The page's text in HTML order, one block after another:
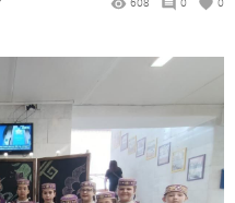
608 0 0